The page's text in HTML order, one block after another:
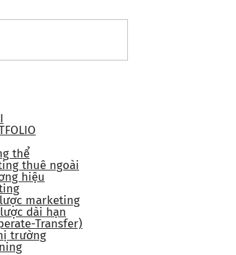
thể
thuê ngoài
hiệu
marketing
dài hạn
Transfer)
trường